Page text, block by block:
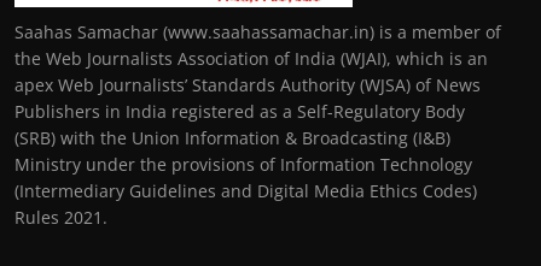
Saahas Samachar (www.saahassamachar.in) is a member of
the Web Journalists Association of India (WJAI), which is an
apex Web Journalists’ Standards Authority (WJSA) of News
Publishers in India registered as a Self-Regulatory Body
(SRB) with the Union Information & Broadcasting (I&B)
Ministry under the provisions of Information Technology
(Intermediary Guidelines and Digital Media Ethics Codes)
Rules 2021.